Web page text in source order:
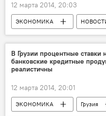
12 марта 2014, 20:03
ЭКОНОМИКА
В Грузии процентные ставки
банковские кредитные
реалистичны
12 марта 2014, 20:01
ЭКОНОМИКА Грузия